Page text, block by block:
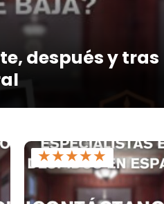
después y tras
★★★★★